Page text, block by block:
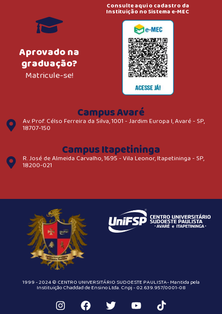
Aprovado na
graduação?
Matricule-se!
Consulte aqui o cadastro da
Instituição no Sistema e-MEC
Campus Avaré
Av. Prof. Célso Ferreira da Silva, 1001 - Jardim Europa I, Avaré - SP,
18707-150
Campus Itapetininga
R. José de Almeida Carvalho, 1695 - Vila Leonor, Itapetininga - SP,
18200-021
1999 - 2024 © CENTRO UNIVERSITÁRIO SUDOESTE PAULISTA- Mantida pela
Instituição Chaddad de Ensino Ltda. Cnpj - 02.639.957/0001-08